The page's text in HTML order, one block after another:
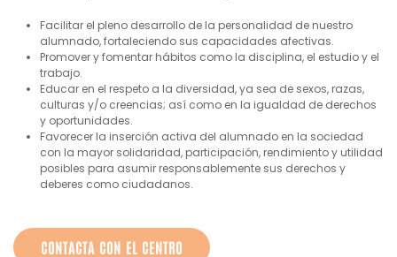
Facilitar el pleno desarrollo de la personalidad de nuestro
alumnado, fortaleciendo sus capacidades afectivas.
Promover y fomentar hábitos como la disciplina, el estudio y el
trabajo.
Educar en el respeto a la diversidad, ya sea de sexos, razas,
culturas y/o creencias; así como en la igualdad de derechos
y oportunidades.
Favorecer la inserción activa del alumnado en la sociedad
con la mayor solidaridad, participación, rendimiento y utilidad
posibles para asumir responsablemente sus derechos y
deberes como ciudadanos.
CONTACTA CON EL CENTRO